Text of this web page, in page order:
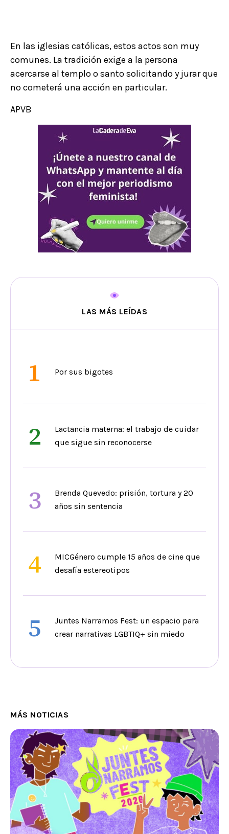
En las iglesias católicas, estos actos son muy
comunes. La tradición exige a la persona
acercarse al templo o santo solicitando y jurar que
no cometerá una acción en particular.
APVB
LAS MÁS LEÍDAS
1 Por sus bigotes
2
Lactancia materna: el trabajo de cuidar
que sigue sin reconocerse
3
Brenda Quevedo: prisión, tortura y 20
años sin sentencia
4
MICGénero cumple 15 años de cine que
desafía estereotipos
5
Juntes Narramos Fest: un espacio para
crear narrativas LGBTIQ+ sin miedo
MÁS NOTICIAS